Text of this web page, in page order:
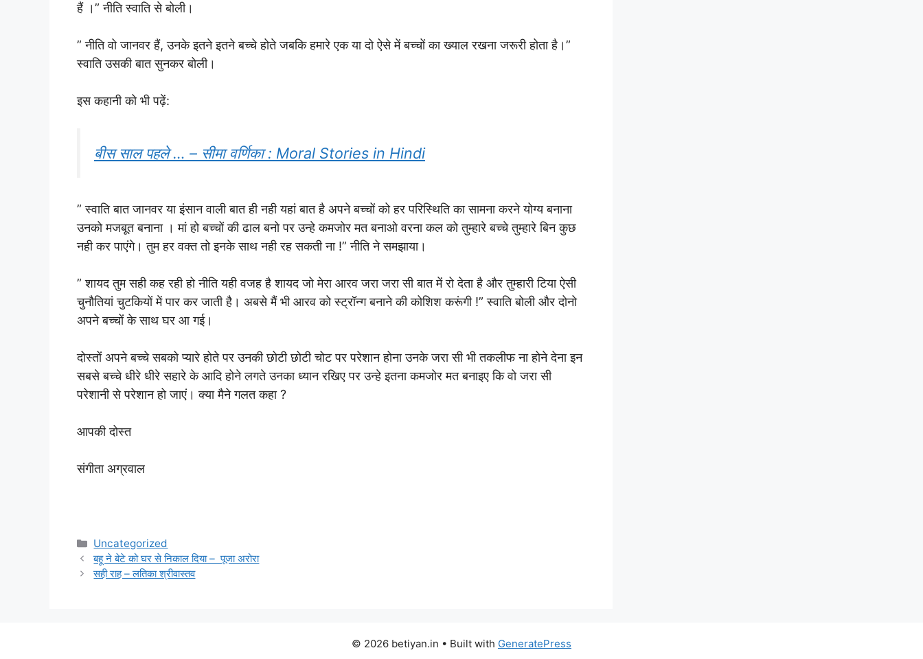
हैं ।” नीति स्वाति से बोली।
” नीति वो जानवर हैं, उनके इतने इतने बच्चे होते जबकि हमारे एक या दो ऐसे में बच्चों का ख्याल रखना जरूरी होता है।”
स्वाति उसकी बात सुनकर बोली।
इस कहानी को भी पढ़ें:
बीस साल पहले … – सीमा वर्णिका : Moral Stories in Hindi
” स्वाति बात जानवर या इंसान वाली बात ही नही यहां बात है अपने बच्चों को हर परिस्थिति का सामना करने योग्य बनाना
उनको मजबूत बनाना । मां हो बच्चों की ढाल बनो पर उन्हे कमजोर मत बनाओ वरना कल को तुम्हारे बच्चे तुम्हारे बिन कुछ
नही कर पाएंगे। तुम हर वक्त तो इनके साथ नही रह सकती ना !” नीति ने समझाया।
” शायद तुम सही कह रही हो नीति यही वजह है शायद जो मेरा आरव जरा जरा सी बात में रो देता है और तुम्हारी टिया ऐसी
चुनौतियां चुटकियों में पार कर जाती है। अबसे मैं भी आरव को स्ट्रॉन्ग बनाने की कोशिश करूंगी !” स्वाति बोली और दोनो
अपने बच्चों के साथ घर आ गई।
दोस्तों अपने बच्चे सबको प्यारे होते पर उनकी छोटी छोटी चोट पर परेशान होना उनके जरा सी भी तकलीफ ना होने देना इन
सबसे बच्चे धीरे धीरे सहारे के आदि होने लगते उनका ध्यान रखिए पर उन्हे इतना कमजोर मत बनाइए कि वो जरा सी
परेशानी से परेशान हो जाएं। क्या मैने गलत कहा ?
आपकी दोस्त
संगीता अग्रवाल
Categories
Uncategorized
बहू ने बेटे को घर से निकाल दिया – पूजा अरोरा
सही राह – लतिका श्रीवास्तव
© 2026 betiyan.in • Built with GeneratePress